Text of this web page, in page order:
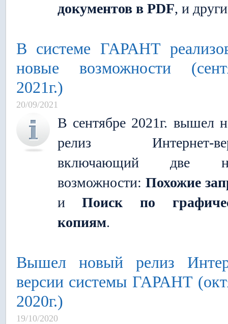
документов в PDF, и
В системе ГАРАНТ
новые возможности
2021г.)
20/09/2021
В сентябре 2021г. вышел
релиз Интернет-
включающий две
возможности: Похожие
иПоиск по
копиям.
Вышел новый релиз
версии системы ГАРАНТ
2020г.)
19/10/2020